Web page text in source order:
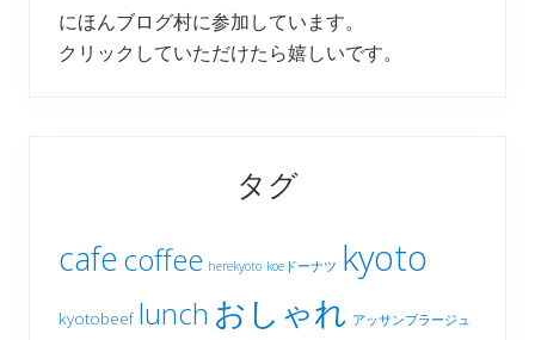
にほんブログ村に参加しています。
クリックしていただけたら嬉しいです。
タグ
cafe coffee herekyoto koeドーナツ kyoto
kyotobeef lunch おしゃれ アッサンブラージュ